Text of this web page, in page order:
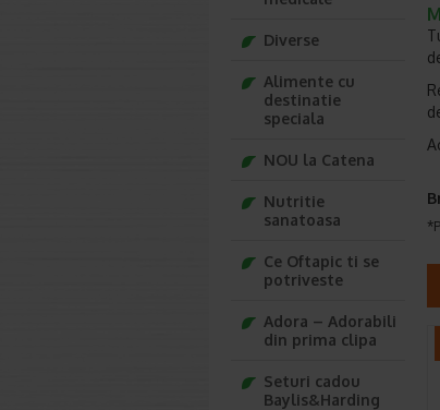
Diverse
Alimente cu
destinatie
speciala
NOU la Catena
Nutritie
sanatoasa
Ce Oftapic ti se
potriveste
Adora – Adorabili
din prima clipa
Seturi cadou
Baylis&Harding